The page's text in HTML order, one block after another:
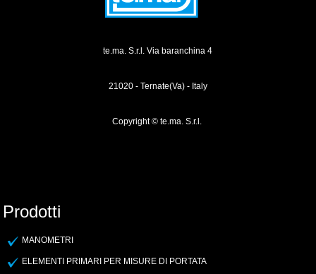
te.ma. S.r.l. Via baranchina 4
21020 - Ternate(Va) - Italy
Copyright © te.ma. S.r.l.
Prodotti
MANOMETRI
ELEMENTI PRIMARI PER MISURE DI PORTATA